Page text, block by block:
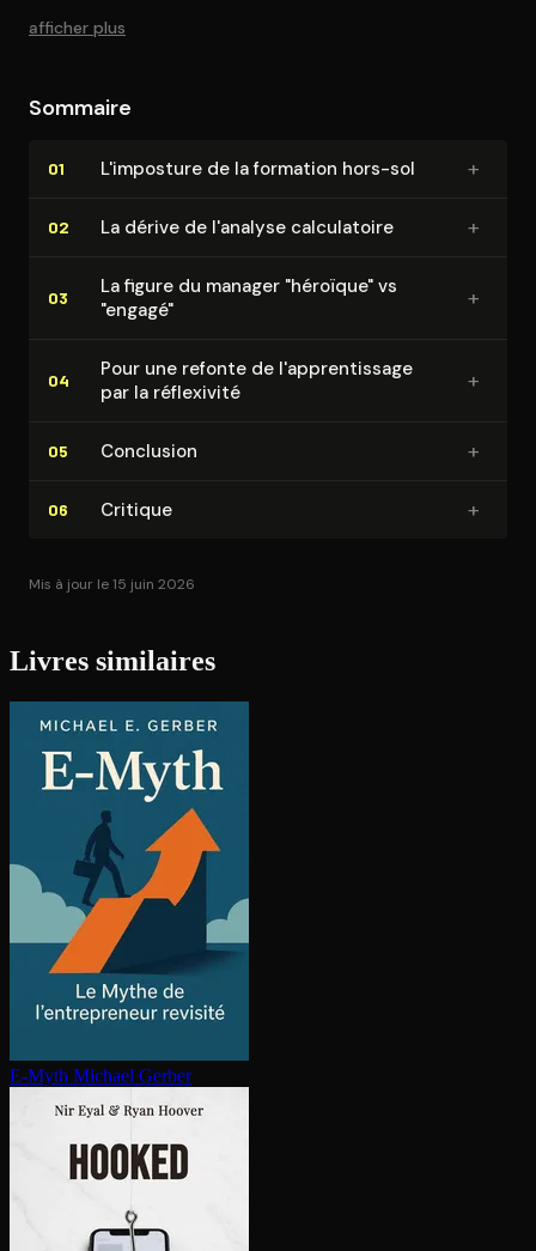
afficher plus
Sommaire
01 L'imposture de la formation hors-sol +
02 La dérive de l'analyse cal­cu­la­toire +
03
La figure du manager "héroïque" vs
"engagé"
+
04
Pour une refonte de l'ap­pren­tis­sage
par la réflexivité
+
05 Conclusion +
06 Critique +
Mis à jour le 15 juin 2026
Livres similaires
E-Myth Michael Gerber